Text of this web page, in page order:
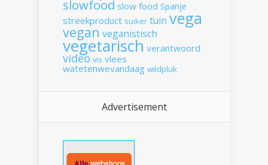
slowfood slow food Spanje
streekproduct suiker tuin vega
vegan veganistisch
vegetarisch verantwoord
video vis vlees
watetenwevandaag wildpluk
Advertisement